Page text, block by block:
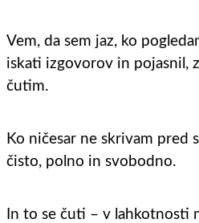
Vem, da sem jaz, ko
iskati izgovorov in pojasnil,
čutim.
Ko ničesar ne skrivam pred
čisto, polno in svobodno.
In to se čuti – v lahkotnosti